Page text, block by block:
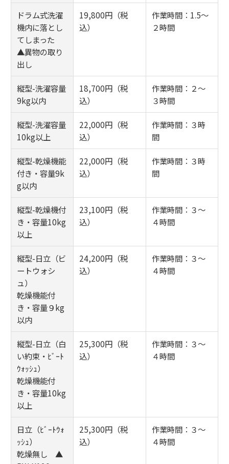
ドラム式洗濯
機内に落とし
てしまった
▲異物の取り
出し
19,800円（税
込）
作業時間：1.5～
２時間
縦型-洗濯容量
9kg以内
18,700円（税
込）
作業時間：２～
３時間
縦型-洗濯容量
10kg以上
22,000円（税
込）
作業時間：３時
間
縦型-乾燥機能
付き・容量9k
g以内
22,000円（税
込）
作業時間：３時
間
縦型-乾燥機付
き・容量10kg
以上
23,100円（税
込）
作業時間：３～
４時間
縦型-日立（ビ
ートウォシ
ュ）
乾燥機能付
き・容量９kg
以内
24,200円（税
込）
作業時間：３～
４時間
縦型-日立（白
い約束・ﾋﾞｰﾄ
ｳｫｯｼｭ）
乾燥機能付
き・容量10kg
以上
25,300円（税
込）
作業時間：３～
４時間
日立（ﾋﾞｰﾄｳｫ
ｯｼｭ）
乾燥無し ▲
25,300円（税
込）
作業時間：３～
４時間